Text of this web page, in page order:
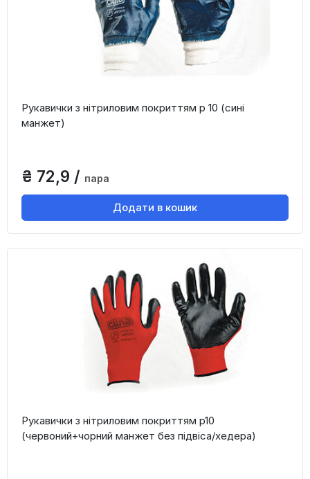
Рукавички з нітриловим покриттям р 10 (сині
манжет)
₴ 72,9 / пара
Додати в кошик
Рукавички з нітриловим покриттям р10
(червоний+чорний манжет без підвіса/хедера)